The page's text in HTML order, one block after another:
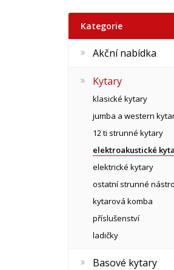
Kategorie
Akční nabídka
Kytary
klasické kytary
jumba a western
12 ti strunné kytary
elektroakustické
elektrické kytary
ostatní strunné
kytarová komba
příslušenství
ladičky
Basové kytary